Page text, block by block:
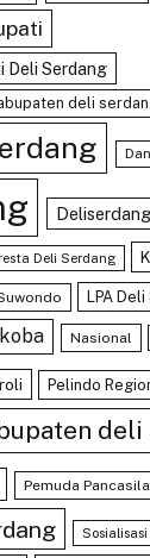
Deli Serdang
deli
Deliserdang
Deli Serdang
LPA
Nasional
Pelindo
Pemuda Pancasila
Sosialisasi